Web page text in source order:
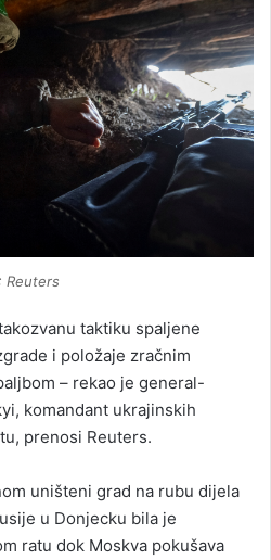
Reuters
taktiku spaljene
i položaje zračnim
– rekao je general-
komandant ukrajinskih
prenosi Reuters.
uništeni grad na rubu dijela
u Donjecku bila je
ratu dok Moskva pokušava